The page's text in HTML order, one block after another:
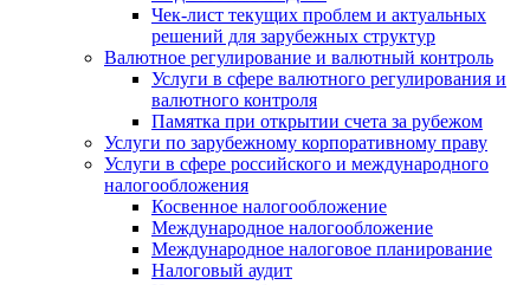
Чек-лист текущих проблем и актуальных
решений для зарубежных структур
Валютное регулирование и валютный контроль
Услуги в сфере валютного регулирования и
валютного контроля
Памятка при открытии счета за рубежом
Услуги по зарубежному корпоративному праву
Услуги в сфере российского и международного
налогообложения
Косвенное налогообложение
Международное налогообложение
Международное налоговое планирование
Налоговый аудит